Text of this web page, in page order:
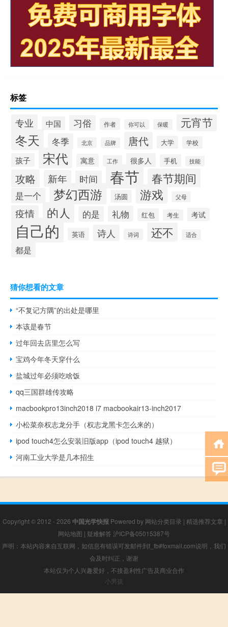
标签
专业 中国 习俗 作者 你可以 保暖 元宵节
冬天 冬季 北京 品牌 唐代 大学 学校
孩子 宋代 寓意 工作 很多人 手机 技能
攻略 新年 时间 春节 春节期间
是一个 梦幻西游 汤圆 游戏 父母
疫情 的人 的是 礼物 红包 考生 考试
自己的 英语 诗人 诗词 还不 适合
都是
猜你想看的文章
“不复记方隅”的出处是哪里
本该是春节
过年回去店里怎么写
宝鸡今年冬天穿什么
盐城过年必须吃啥饭
qq三国群雄传攻略
macbookpro13inch2018 i7 macbookair13-inch2017
小松菜奈权志龙分手（权志龙黑卡怎么来的）
ipod touch4怎么安装旧版app（ipod touch4 越狱）
河南工业大学是几本招生
Copyright © 2012 - 2026 中国光学快报 Powered by 网站分类目录 | 精选推荐文章 |
网站地图 | 疑难解答 沪ICP备05015387号
声明：本站内容来自互联网，如信息有错误可发邮件到f_fb#foxmail.com说明，我们
会及时纠正，谢谢
本站仅为个人兴趣爱好，不接盈利性广告及商业合作
小男孩